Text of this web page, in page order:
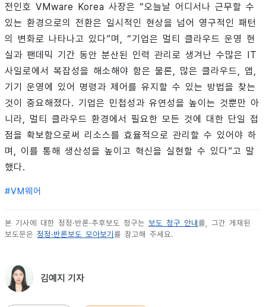
전인호 VMware Korea 사장은 “오늘날 어디서나 근무할 수
있는 환경으로의 전환은 일시적인 현상을 넘어 영구적인 패턴
의 변화로 나타나고 있다”며, “기업은 멀티 클라우드 운영 현
실과 팬데믹 기간 동안 분산된 인력 관리로 생겨난 수많은 IT
사일로에서 복잡성을 해소해야 함은 물론, 많은 클라우드, 앱,
기기 운영에 있어 명령과 제어를 유지할 수 있는 방법을 찾는
것이 중요해졌다. 기업은 민첩성과 유연성을 높이는 것뿐만 아
니라, 멀티 클라우드 환경에서 필요한 모든 것에 대한 단일 접
점을 확보함으로써 리소스를 효율적으로 관리할 수 있어야 하
며, 이를 통해 생산성을 높이고 혁신을 실현할 수 있다”고 말
했다.
#VM웨어
본 기사에 대한 정정·반론·추후보도 청구는 보도 청구 안내 를, 그간 게재된
보도문은 정정·반론보도 모아보기 를 참고해 주세요.
김예지 기자